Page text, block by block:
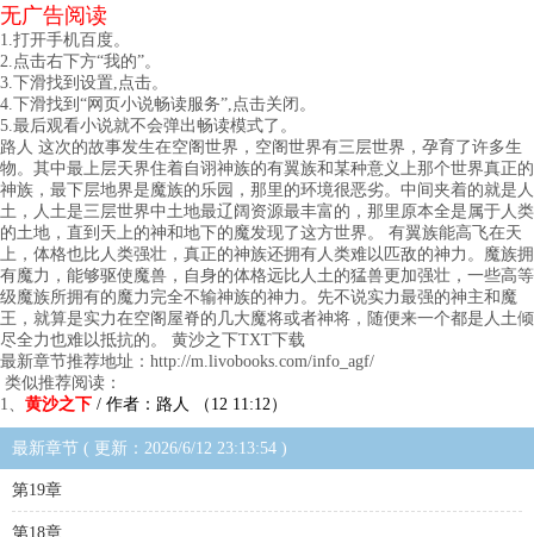
无广告阅读
1.打开手机百度。
2.点击右下方“我的”。
3.下滑找到设置,点击。
4.下滑找到“网页小说畅读服务”,点击关闭。
5.最后观看小说就不会弹出畅读模式了。
路人 这次的故事发生在空阁世界，空阁世界有三层世界，孕育了许多生
物。其中最上层天界住着自诩神族的有翼族和某种意义上那个世界真正的
神族，最下层地界是魔族的乐园，那里的环境很恶劣。中间夹着的就是人
土，人土是三层世界中土地最辽阔资源最丰富的，那里原本全是属于人类
的土地，直到天上的神和地下的魔发现了这方世界。 有翼族能高飞在天
上，体格也比人类强壮，真正的神族还拥有人类难以匹敌的神力。魔族拥
有魔力，能够驱使魔兽，自身的体格远比人土的猛兽更加强壮，一些高等
级魔族所拥有的魔力完全不输神族的神力。先不说实力最强的神主和魔
王，就算是实力在空阁屋脊的几大魔将或者神将，随便来一个都是人土倾
尽全力也难以抵抗的。 黄沙之下TXT下载
最新章节推荐地址：http://m.livobooks.com/info_agf/
类似推荐阅读：
1、 黄沙之下 / 作者：路人 （12 11:12）
最新章节 ( 更新：2026/6/12 23:13:54 )
第19章
第18章